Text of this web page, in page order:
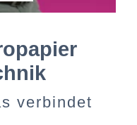
verbindet